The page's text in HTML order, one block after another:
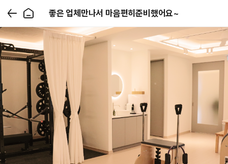
좋은 업체만나서 마음편히준비했어요~